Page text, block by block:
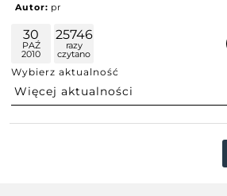
Autor: pr
30
PAŹ
2010
25746
razy
czytano
Wybierz aktualność